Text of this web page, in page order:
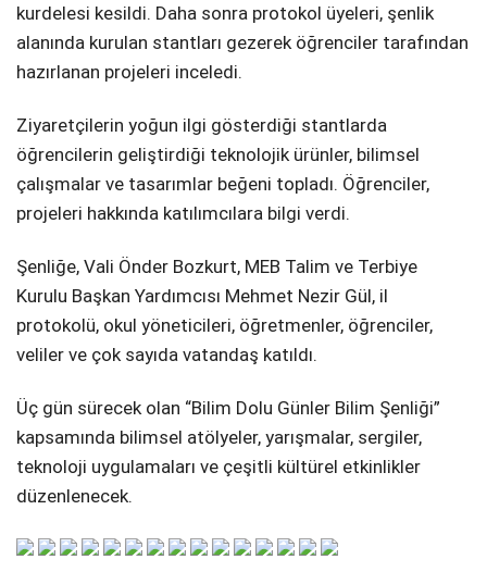
kurdelesi kesildi. Daha sonra protokol üyeleri, şenlik
alanında kurulan stantları gezerek öğrenciler tarafından
hazırlanan projeleri inceledi.
Ziyaretçilerin yoğun ilgi gösterdiği stantlarda
öğrencilerin geliştirdiği teknolojik ürünler, bilimsel
çalışmalar ve tasarımlar beğeni topladı. Öğrenciler,
projeleri hakkında katılımcılara bilgi verdi.
Şenliğe, Vali Önder Bozkurt, MEB Talim ve Terbiye
Kurulu Başkan Yardımcısı Mehmet Nezir Gül, il
protokolü, okul yöneticileri, öğretmenler, öğrenciler,
veliler ve çok sayıda vatandaş katıldı.
Üç gün sürecek olan “Bilim Dolu Günler Bilim Şenliği”
kapsamında bilimsel atölyeler, yarışmalar, sergiler,
teknoloji uygulamaları ve çeşitli kültürel etkinlikler
düzenlenecek.